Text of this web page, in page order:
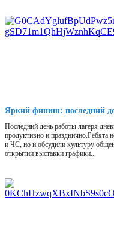
Яркий финиш: последний
Последний день работы лагеря
продуктивно и празднично.Ребята
и ЧС, но и обсудили культуру
открытии выставки графики...